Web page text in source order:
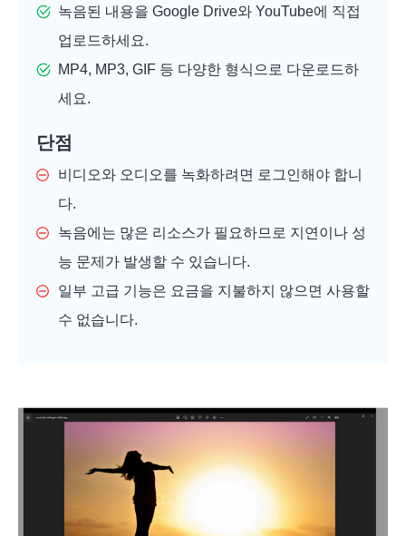
녹음된 내용을 Google Drive와 YouTube에 직접
업로드하세요.
MP4, MP3, GIF 등 다양한 형식으로 다운로드하
세요.
단점
비디오와 오디오를 녹화하려면 로그인해야 합니
다.
녹음에는 많은 리소스가 필요하므로 지연이나 성
능 문제가 발생할 수 있습니다.
일부 고급 기능은 요금을 지불하지 않으면 사용할
수 없습니다.